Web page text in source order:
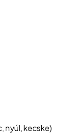
nyúl, kecske)